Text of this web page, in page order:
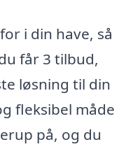
i din have, så
får 3 tilbud,
løsning til din
fleksibel måde
på, og du